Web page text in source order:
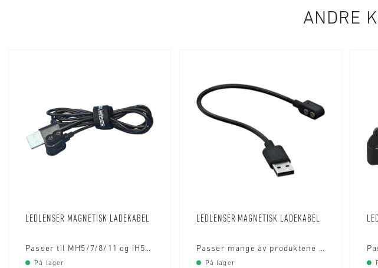
ANDRE
LEDLENSER MAGNETISK LADEKABEL
Passer til MH5/7/8/11 og iH5R/iH9R og iH11R
På lager
LEDLENSER MAGNETISK LADEKABEL
Passer mange av produktene til Ledlenser
På lager